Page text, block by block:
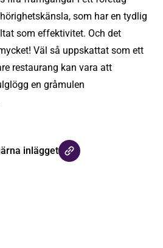
som har en tydlig
som effektivitet. Och det
Väl så uppskattat som ett
restaurang kan vara att
en gråmulen
inlägget